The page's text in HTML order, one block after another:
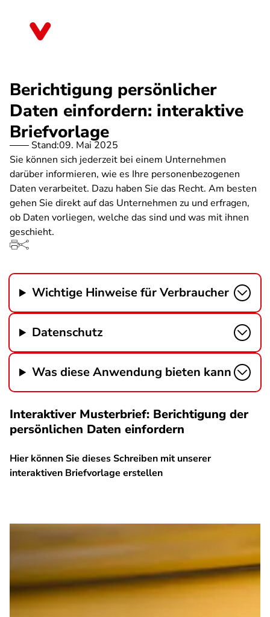
Berichtigung persönlicher
Daten einfordern: interaktive
Briefvorlage
Stand:09. Mai 2025
Sie können sich jederzeit bei einem Unternehmen
darüber informieren, wie es Ihre personenbezogenen
Daten verarbeitet. Dazu haben Sie das Recht. Am besten
gehen Sie direkt auf das Unternehmen zu und erfragen,
ob Daten vorliegen, welche das sind und was mit ihnen
geschieht.
Wichtige Hinweise für Verbraucher
Datenschutz
Was diese Anwendung bieten kann
Interaktiver Musterbrief: Berichtigung der
persönlichen Daten einfordern
Hier können Sie dieses Schreiben mit unserer
interaktiven Briefvorlage erstellen